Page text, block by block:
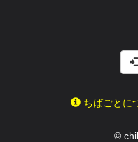
ちばごとに
©